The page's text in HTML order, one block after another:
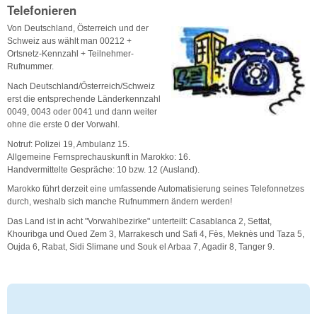
Telefonieren
Von Deutschland, Österreich und der
Schweiz aus wählt man 00212 +
Ortsnetz-Kennzahl + Teilnehmer-
Rufnummer.
Nach Deutschland/Österreich/Schweiz
erst die entsprechende Länderkennzahl
0049, 0043 oder 0041 und dann weiter
ohne die erste 0 der Vorwahl.
Notruf: Polizei 19, Ambulanz 15.
Allgemeine Fernsprechauskunft in Marokko: 16.
Handvermittelte Gespräche: 10 bzw. 12 (Ausland).
Marokko führt derzeit eine umfassende Automatisierung seines Telefonnetzes
durch, weshalb sich manche Rufnummern ändern werden!
Das Land ist in acht "Vorwahlbezirke" unterteilt: Casablanca 2, Settat,
Khouribga und Oued Zem 3, Marrakesch und Safi 4, Fès, Meknès und Taza 5,
Oujda 6, Rabat, Sidi Slimane und Souk el Arbaa 7, Agadir 8, Tanger 9.